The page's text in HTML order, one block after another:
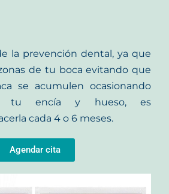
la prevención dental, ya que
de tu boca evitando que
se acumulen ocasionando
tu encía y hueso, es
cada 4 o 6 meses.
Agendar cita